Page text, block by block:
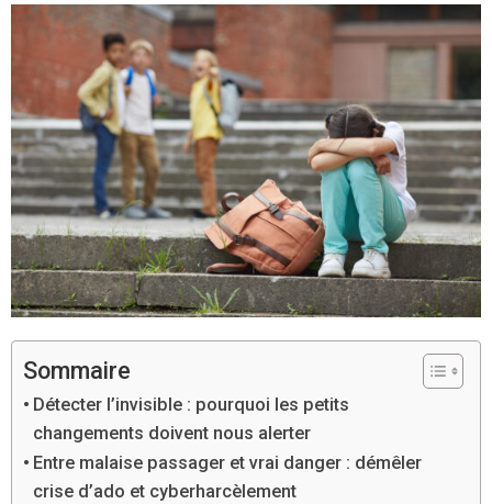
Sommaire
Détecter l’invisible : pourquoi les petits
changements doivent nous alerter
Entre malaise passager et vrai danger : démêler
crise d’ado et cyberharcèlement